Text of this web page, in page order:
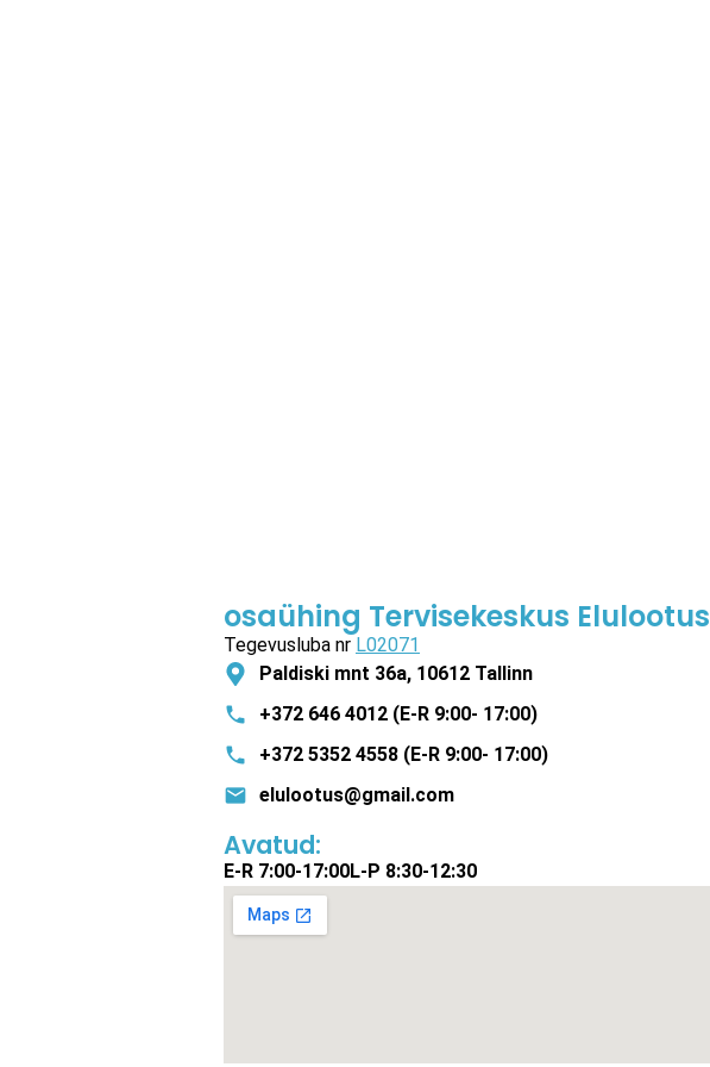
osaühing Tervisekeskus Elulootus
Tegevusluba nr L02071
Paldiski mnt 36a, 10612 Tallinn
+372 646 4012 (E-R 9:00- 17:00)
+372 5352 4558 (E-R 9:00- 17:00)
elulootus@gmail.com
Avatud:
E-R 7:00-17:00L-P 8:30-12:30